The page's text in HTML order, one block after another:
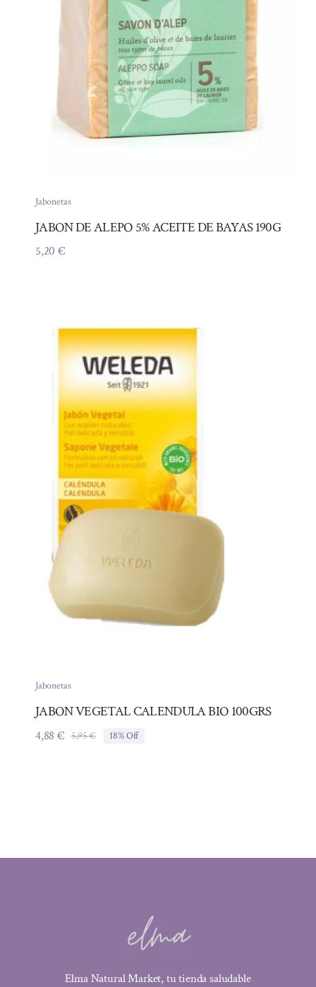
Jabonetas
JABON DE ALEPO 5% ACEITE DE BAYAS 190G
5,20€
Jabonetas
JABON VEGETAL CALENDULA BIO 100GRS
5,95€El
4,88€
El
18% Off
Elma Natural Market, tu tienda saludable